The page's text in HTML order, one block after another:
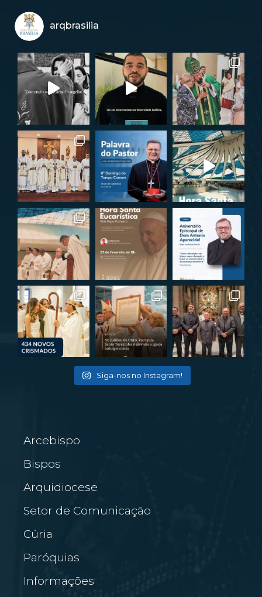
arqbrasilia
Siga-nos no Instagram!
Arcebispo
Bispos
Arquidiocese
Setor de Comunicação
Cúria
Paróquias
Informações